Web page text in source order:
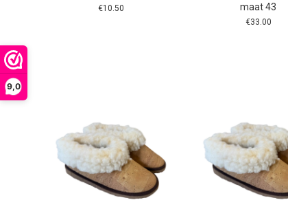
9,0
€10.50
maat 43
€33.00